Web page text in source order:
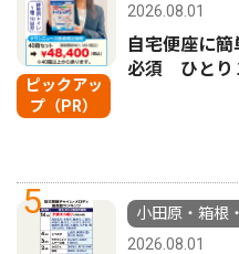
ピックアッ
プ（PR）
2026.08.01
自宅便座に
必須 ひとり
5
小田原・箱根
2026.08.01